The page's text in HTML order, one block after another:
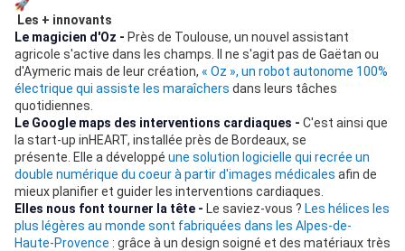
Les + innovants
Le magicien d'Oz - Près de Toulouse, un nouvel assistant
agricole s'active dans les champs. Il ne s'agit pas de Gaëtan ou
d'Aymeric mais de leur création, « Oz », un robot autonome 100%
électrique qui assiste les maraîchers dans leurs tâches
quotidiennes.
Le Google maps des interventions cardiaques - C'est ainsi que
la start-up inHEART, installée près de Bordeaux, se
présente. Elle a développé une solution logicielle qui recrée un
double numérique du coeur à partir d'images médicales afin de
mieux planifier et guider les interventions cardiaques.
Elles nous font tourner la tête - Le saviez-vous ? Les hélices les
plus légères au monde sont fabriquées dans les Alpes-de-
Haute-Provence : grâce à un design soigné et des matériaux très